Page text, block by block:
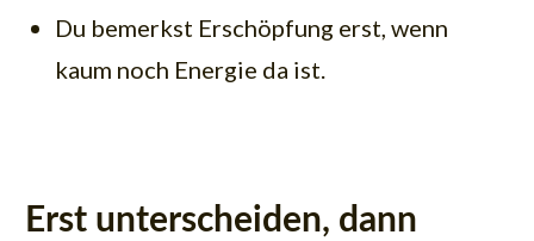
Du bemerkst Erschöpfung erst, wenn
kaum noch Energie da ist.
Erst unterscheiden, dann